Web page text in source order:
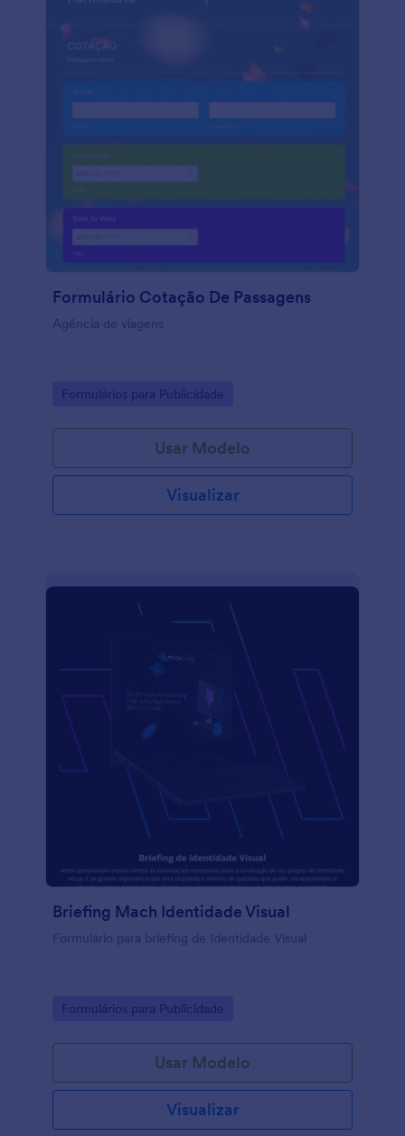
Formulário Cotação De Passagens
Agência de viagens
Go to Category:
Formulários para Publicidade
Usar Modelo
Visualizar
Briefing Mach Identidade Visual
Formulário para briefing de Identidade Visual
Go to Category:
Formulários para Publicidade
Usar Modelo
Visualizar